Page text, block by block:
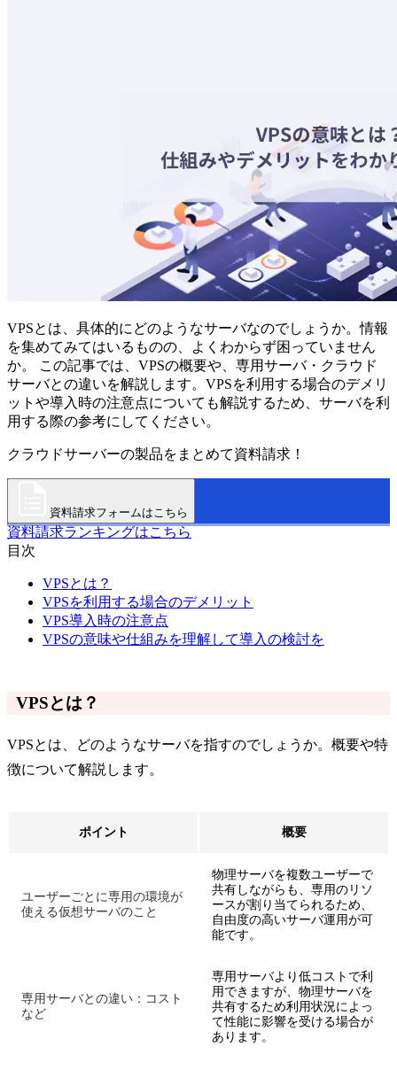
VPSとは、具体的にどのようなサーバなのでしょうか。情報
を集めてみてはいるものの、よくわからず困っていません
か。 この記事では、VPSの概要や、専用サーバ・クラウド
サーバとの違いを解説します。VPSを利用する場合のデメリ
ットや導入時の注意点についても解説するため、サーバを利
用する際の参考にしてください。
クラウドサーバーの製品をまとめて資料請求！
資料請求フォームはこちら
資料請求ランキングはこちら
目次
VPSとは？
VPSを利用する場合のデメリット
VPS導入時の注意点
VPSの意味や仕組みを理解して導入の検討を
VPSとは？
VPSとは、どのようなサーバを指すのでしょうか。概要や特
徴について解説します。
ポイント 概要
ユーザーごとに専用の環境が
使える仮想サーバのこと
物理サーバを複数ユーザーで
共有しながらも、専用のリソ
ースが割り当てられるため、
自由度の高いサーバ運用が可
能です。
専用サーバとの違い：コスト
など
専用サーバより低コストで利
用できますが、物理サーバを
共有するため利用状況によっ
て性能に影響を受ける場合が
あります。